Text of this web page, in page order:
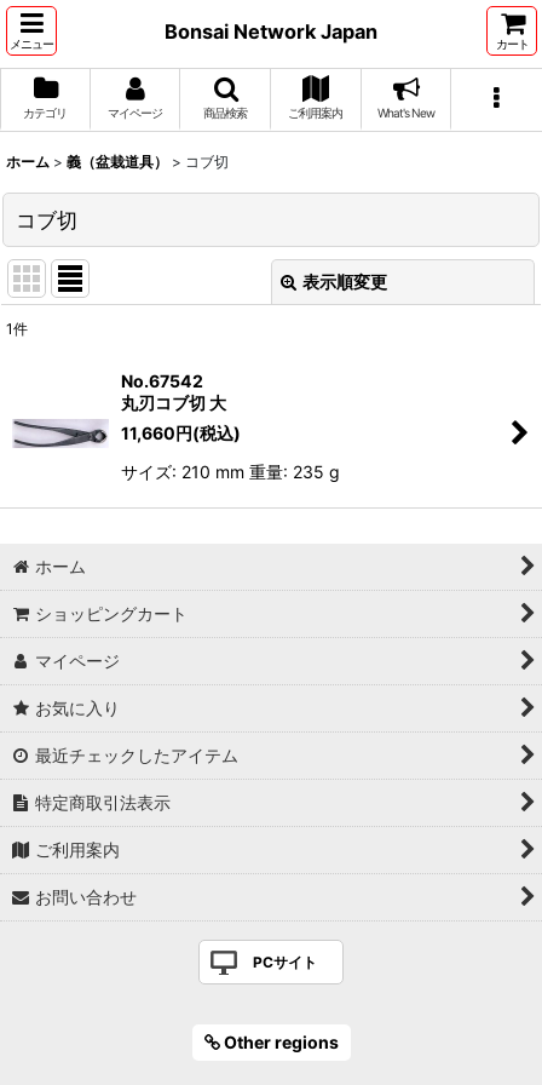
メニュー
Bonsai Network Japan
カート
カテゴリ マイページ 商品検索 ご利用案内 What's New
ホーム > 義（盆栽道具） > コブ切
コブ切
表示順変更
並び順:
絞り込む
1件
No.67542
丸刃コブ切 大
11,660円(税込)
サイズ: 210 mm 重量: 235 g
ホーム
ショッピングカート
マイページ
お気に入り
最近チェックしたアイテム
特定商取引法表示
ご利用案内
お問い合わせ
PCサイト
Other regions